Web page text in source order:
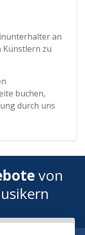
an
Künstlern zu
buchen,
durch uns
von